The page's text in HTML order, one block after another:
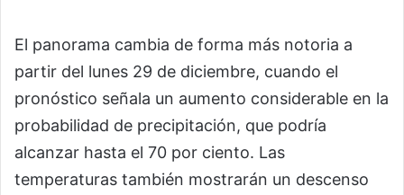
El panorama cambia de forma más notoria a
partir del lunes 29 de diciembre, cuando el
pronóstico señala un aumento considerable en la
probabilidad de precipitación, que podría
alcanzar hasta el 70 por ciento. Las
temperaturas también mostrarán un descenso